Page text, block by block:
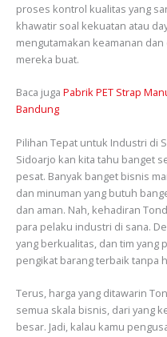
proses kontrol kualitas yang
khawatir soal kekuatan atau
mengutamakan keamanan
mereka buat.
Baca juga Pabrik PET Strap
Bandung
Pilihan Tepat untuk Industri di
Sidoarjo kan kita tahu banget
pesat. Banyak banget bisnis
dan minuman yang butuh
dan aman. Nah, kehadiran
para pelaku industri di sana.
yang berkualitas, dan tim yang
pengikat barang terbaik tanpa
Terus, harga yang ditawarin
semua skala bisnis, dari yang
besar. Jadi, kalau kamu